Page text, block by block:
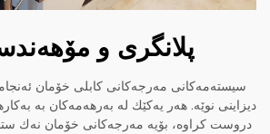
پلانگری و
سیستەمەکانی مەرجەکانی کابلی خۆمان
دیزاینی نوێه‌. هەر یەكێك لە بەرهەمەكان بە
دروست كراوە، بۆیە مەرجەكانی خۆمان نەك